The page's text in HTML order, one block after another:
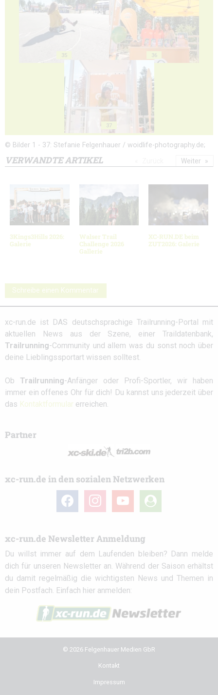
35 36
37
© Bilder 1 - 37: Stefanie Felgenhauer / woidlife-photography.de;
VERWANDTE ARTIKEL
3Kings3Hills 2026:
Galerie
Walser Trail
Challenge 2026
Gallerie
XC-RUN.DE beim
ZUT2026: Galerie
Weiter
Schreibe einen Kommentar
xc-run.de ist DAS deutschsprachige Trailrunning-Portal mit
aktuellen News aus der Szene, einer Traildatenbank,
Trailrunning-Community und allem was du sonst noch über
deine Lieblingssportart wissen solltest.
Ob Trailrunning-Anfänger oder Profi-Sportler, wir haben
immer ein offenes Ohr für dich! Du kannst uns jederzeit über
das Kontaktformular erreichen.
Partner
xc-run.de in den sozialen Netzwerken
facebook instagramyoutube
user-
circle
xc-run.de Newsletter Anmeldung
Du willst immer auf dem Laufenden bleiben? Dann melde
dich für unseren Newsletter an. Während der Saison erhältst
du damit regelmäßig die wichtigsten News und Themen in
dein Postfach. Einfach hier anmelden:
© 2026 Felgenhauer Medien GbR
Kontakt
Impressum